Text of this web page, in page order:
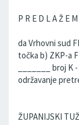
P R E D L A Ž E M
da Vrhovni sud
točka b) ZKP-a
_______ broj
održavanje
ŽUPANIJSKI